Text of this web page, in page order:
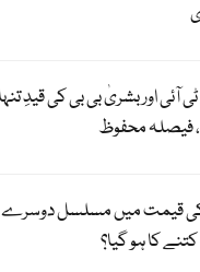
ٹی آئی اور بشریٰ بی بی کی قیدِ
فیصلہ محفوظ
قیمت میں مسلسل دوسرے
کتنے کا ہو گیا؟